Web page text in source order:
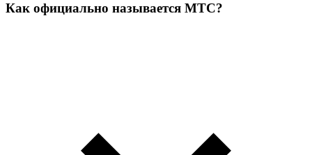
Как официально называется МТС?